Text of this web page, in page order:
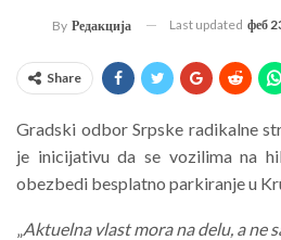
By Редакција Last updated феб
Share
Gradski odbor Srpske radikalne
je inicijativu da se vozilima na
obezbedi besplatno parkiranje u
„Aktuelna vlast mora na delu, a ne